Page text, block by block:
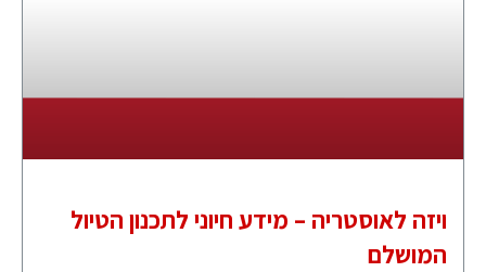
ויזה לאוסטריה – מידע חיוני לתכנון הטיול
המושלם